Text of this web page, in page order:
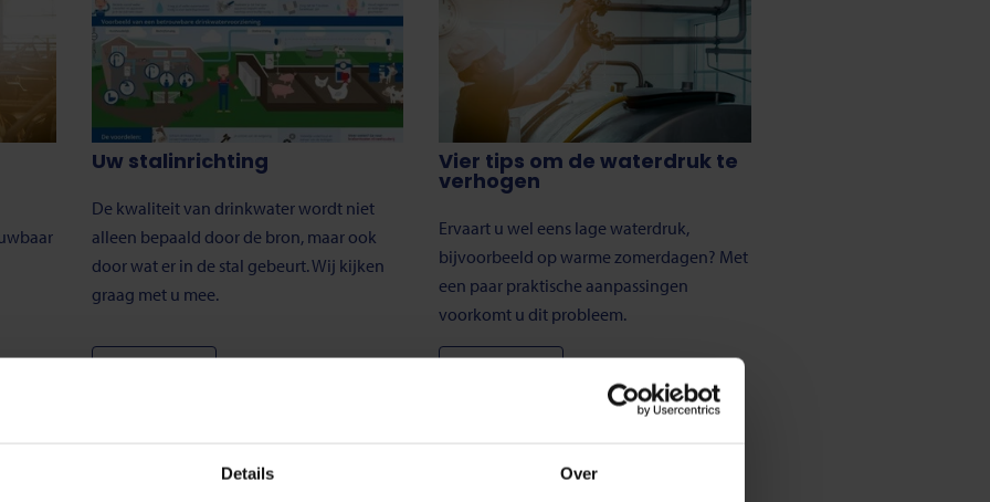
Details Over
Uw stalinrichting
De kwaliteit van drinkwater wordt niet
alleen bepaald door de bron, maar ook
door wat er in de stal gebeurt. Wij kijken
graag met u mee.
Vier tips om de waterdruk te
verhogen
Ervaart u wel eens lage waterdruk,
bijvoorbeeld op warme zomerdagen? Met
een paar praktische aanpassingen
voorkomt u dit probleem.